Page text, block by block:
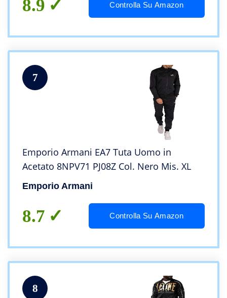
8.9 Controlla Su Amazon
7
Emporio Armani EA7 Tuta Uomo in
Acetato 8NPV71 PJ08Z Col. Nero Mis. XL
Emporio Armani
8.7 Controlla Su Amazon
8